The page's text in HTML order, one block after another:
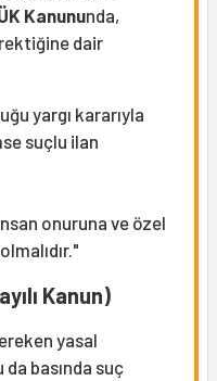
Kanununda,
dair
yargı kararıyla
suçlu ilan
onuruna ve özel
Kanun)
yasal
basında suç